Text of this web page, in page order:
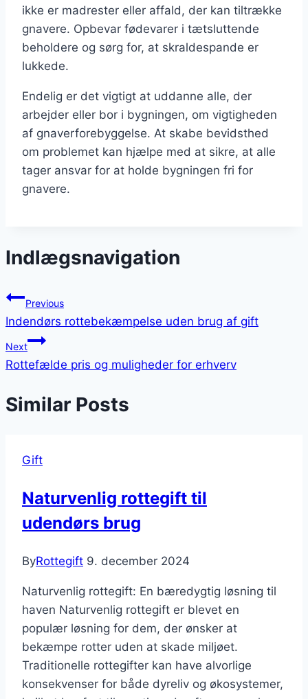
ikke er madrester eller affald, der kan tiltrække
gnavere. Opbevar fødevarer i tætsluttende
beholdere og sørg for, at skraldespande er
lukkede.
Endelig er det vigtigt at uddanne alle, der
arbejder eller bor i bygningen, om vigtigheden
af gnaverforebyggelse. At skabe bevidsthed
om problemet kan hjælpe med at sikre, at alle
tager ansvar for at holde bygningen fri for
gnavere.
Indlægsnavigation
Previous
Indendørs rottebekæmpelse uden brug af gift
Next
Rottefælde pris og muligheder for erhverv
Similar Posts
Gift
Naturvenlig rottegift til
udendørs brug
ByRottegift 9. december 2024
Naturvenlig rottegift: En bæredygtig løsning til
haven Naturvenlig rottegift er blevet en
populær løsning for dem, der ønsker at
bekæmpe rotter uden at skade miljøet.
Traditionelle rottegifter kan have alvorlige
konsekvenser for både dyreliv og økosystemer,